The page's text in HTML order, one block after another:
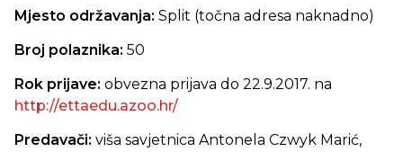
Mjesto održavanja: Split (točna adresa naknadno)
Broj polaznika: 50
Rok prijave: obvezna prijava do 22.9.2017. na
http://ettaedu.azoo.hr/
Predavači: viša savjetnica Antonela Czwyk Marić,